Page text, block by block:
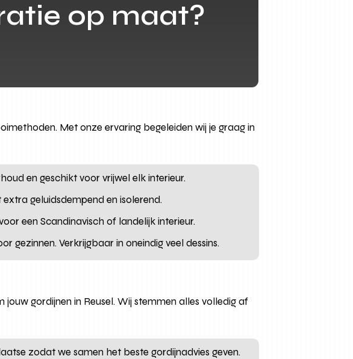
op maat?
Met onze ervaring begeleiden wij je graag in
en geschikt voor vrijwel elk interieur.
geluidsdempend en isolerend.
een Scandinavisch of landelijk interieur.
gezinnen. Verkrijgbaar in oneindig veel dessins.
gordijnen in Reusel. Wij stemmen alles volledig af
zodat we samen het beste gordijnadvies geven.